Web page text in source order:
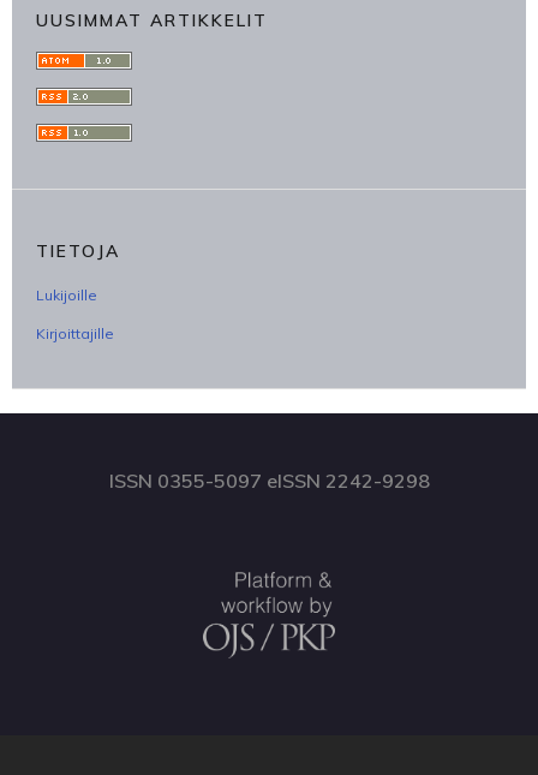
UUSIMMAT ARTIKKELIT
TIETOJA
Lukijoille
Kirjoittajille
ISSN 0355-5097 eISSN 2242-9298